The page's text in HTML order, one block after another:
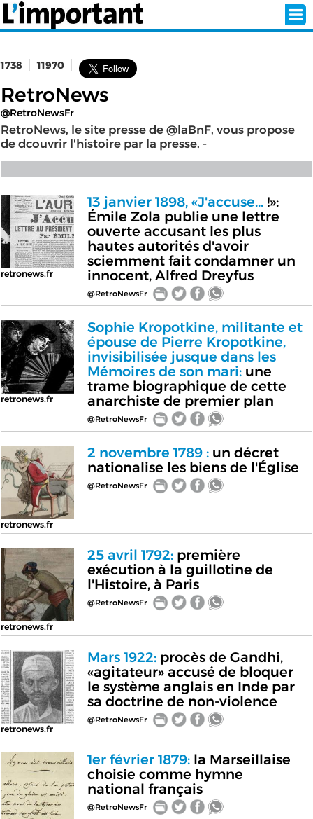
SÉLECTION DE L'ÉTÉ
SUR L'ÉCRAN D'ACCUEIL
ABONNEZ-VOUS À LA NEWSLETTER!
SUIVEZ NOUS:
< RETOUR À L'ACCUEIL
1738 11970
RetroNews
@RetroNewsFr
RetroNews, le site presse de @laBnF, vous propose
de dcouvrir l'histoire par la presse. -
retronews.fr
13 janvier 1898, «J'accuse...!»:
Émile Zola publie une lettre
ouverte accusant les plus
hautes autorités d'avoir
sciemment fait condamner un
innocent, Alfred Dreyfus
@RetroNewsFr
retronews.fr
Sophie Kropotkine, militante et
épouse de Pierre Kropotkine,
invisibilisée jusque dans les
Mémoires de son mari:une
trame biographique de cette
anarchiste de premier plan
@RetroNewsFr
retronews.fr
2 novembre 1789 :un décret
nationalise les biens de l'Église
@RetroNewsFr
retronews.fr
25 avril 1792:première
exécution à la guillotine de
l'Histoire, à Paris
@RetroNewsFr
retronews.fr
Mars 1922:procès de Gandhi,
«agitateur» accusé de bloquer
le système anglais en Inde par
sa doctrine de non-violence
@RetroNewsFr
1er février 1879:la Marseillaise
choisie comme hymne
national français
@RetroNewsFr